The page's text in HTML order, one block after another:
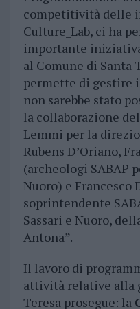
competitività delle
Culture_Lab, ci ha
importante
al Comune di Santa
permette di gestire
non sarebbe stato
la collaborazione
Lemmi per la
Rubens D’Oriano,
(archeologi SABAP
Nuoro) e Francesco
soprintendente
Sassari e Nuoro,
Antona”.
Il lavoro di
attività relative alla
Teresa prosegue: la